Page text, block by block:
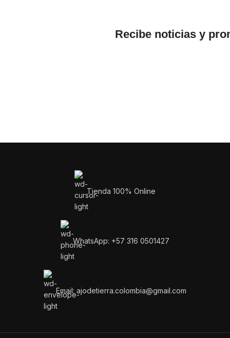
Recibe noticias y
Tienda 100% Online
WhatsApp: +57 316 0501427
Email: ajodetierra.colombia@gmail.com